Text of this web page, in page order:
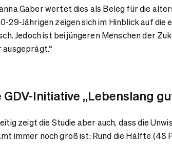
Gaber wertet dies als Beleg für die
29-Jährigen zeigen sich im Hinblick auf
Jedoch ist bei jüngeren Menschen der
GDV-Initiative „Lebenslang
zeigt die Studie aber auch, dass die
immer noch groß ist: Rund die Hälfte (48